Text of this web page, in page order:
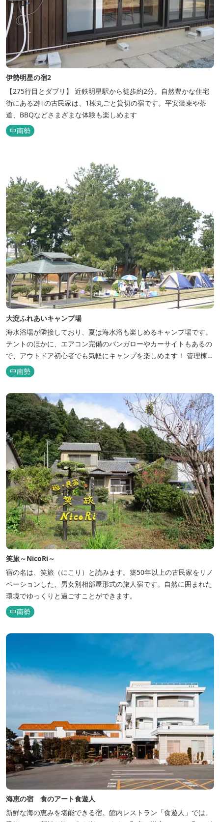
伊勢明星の宿2
【275行目とダブリ】 近鉄明星駅から徒歩約2分。自然豊かな住宅
街にある2軒の古民家は、1棟丸ごと貸切の宿です。平安装束や茶
道、BBQなどさまざまな体験も楽しめます
中南勢
大淀ふれあいキャンプ場
海水浴場が隣接しており、夏は海水浴も楽しめるキャンプ場です。
テントのほかに、エアコン完備のバンガローやカーサイトもあるの
で、アウトドア初心者でも気軽にキャンプを楽しめます！ 管理棟、
水道、冷水シャワー、温水シャワー（有料）、共同休憩所、炊事
場、水洗トイレ、毛布（有料）、駐車場（宿泊の場合は無料、デイ
中南勢
笑旅～NicoRi～
宿の名は、笑旅（にこり）と読みます。築50年以上の古民家をリノ
ベーションした、男女別相部屋形式の旅人宿です。自然に囲まれた
環境でゆっくりと過ごすことができます。
中南勢
海恵の宿 食のアート食遊人
新鮮な海の恵みを堪能できる宿。館内レストラン「食遊人」では、